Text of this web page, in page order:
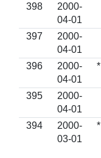
398
2000-
04-01
397
2000-
04-01
396
2000-
04-01
*
395
2000-
04-01
394
2000-
03-01
*